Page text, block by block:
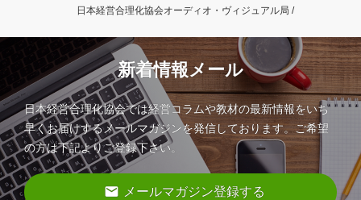
日本経営合理化協会オーディオ・ヴィジュアル局 /
新着情報メール
日本経営合理化協会では経営コラムや教材の最新情報をいち
早くお届けするメールマガジンを発信しております。ご希望
の方は下記よりご登録下さい。
email メールマガジン登録する